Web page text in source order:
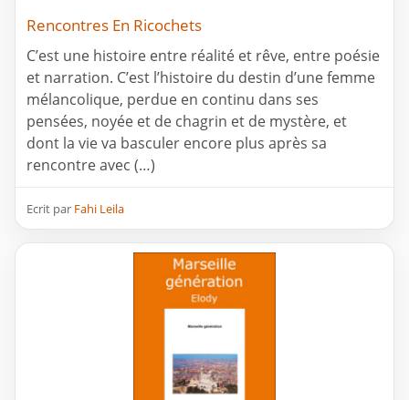
Rencontres En Ricochets
C’est une histoire entre réalité et rêve, entre poésie
et narration. C’est l’histoire du destin d’une femme
mélancolique, perdue en continu dans ses
pensées, noyée et de chagrin et de mystère, et
dont la vie va basculer encore plus après sa
rencontre avec (…)
Ecrit par Fahi Leila